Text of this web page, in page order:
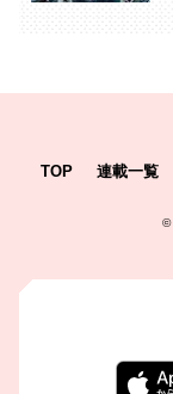
TOP 連載一覧
©